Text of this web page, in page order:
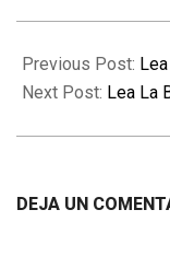
04-
01
Previous Post:
Next Post: Lea La
DEJA UN